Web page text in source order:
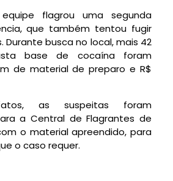
flagrou uma segunda
que também tentou fugir
Durante busca no local, mais 42
base de cocaína foram
de material de preparo e R$
as suspeitas foram
a Central de Flagrantes de
o material apreendido, para
o caso requer.